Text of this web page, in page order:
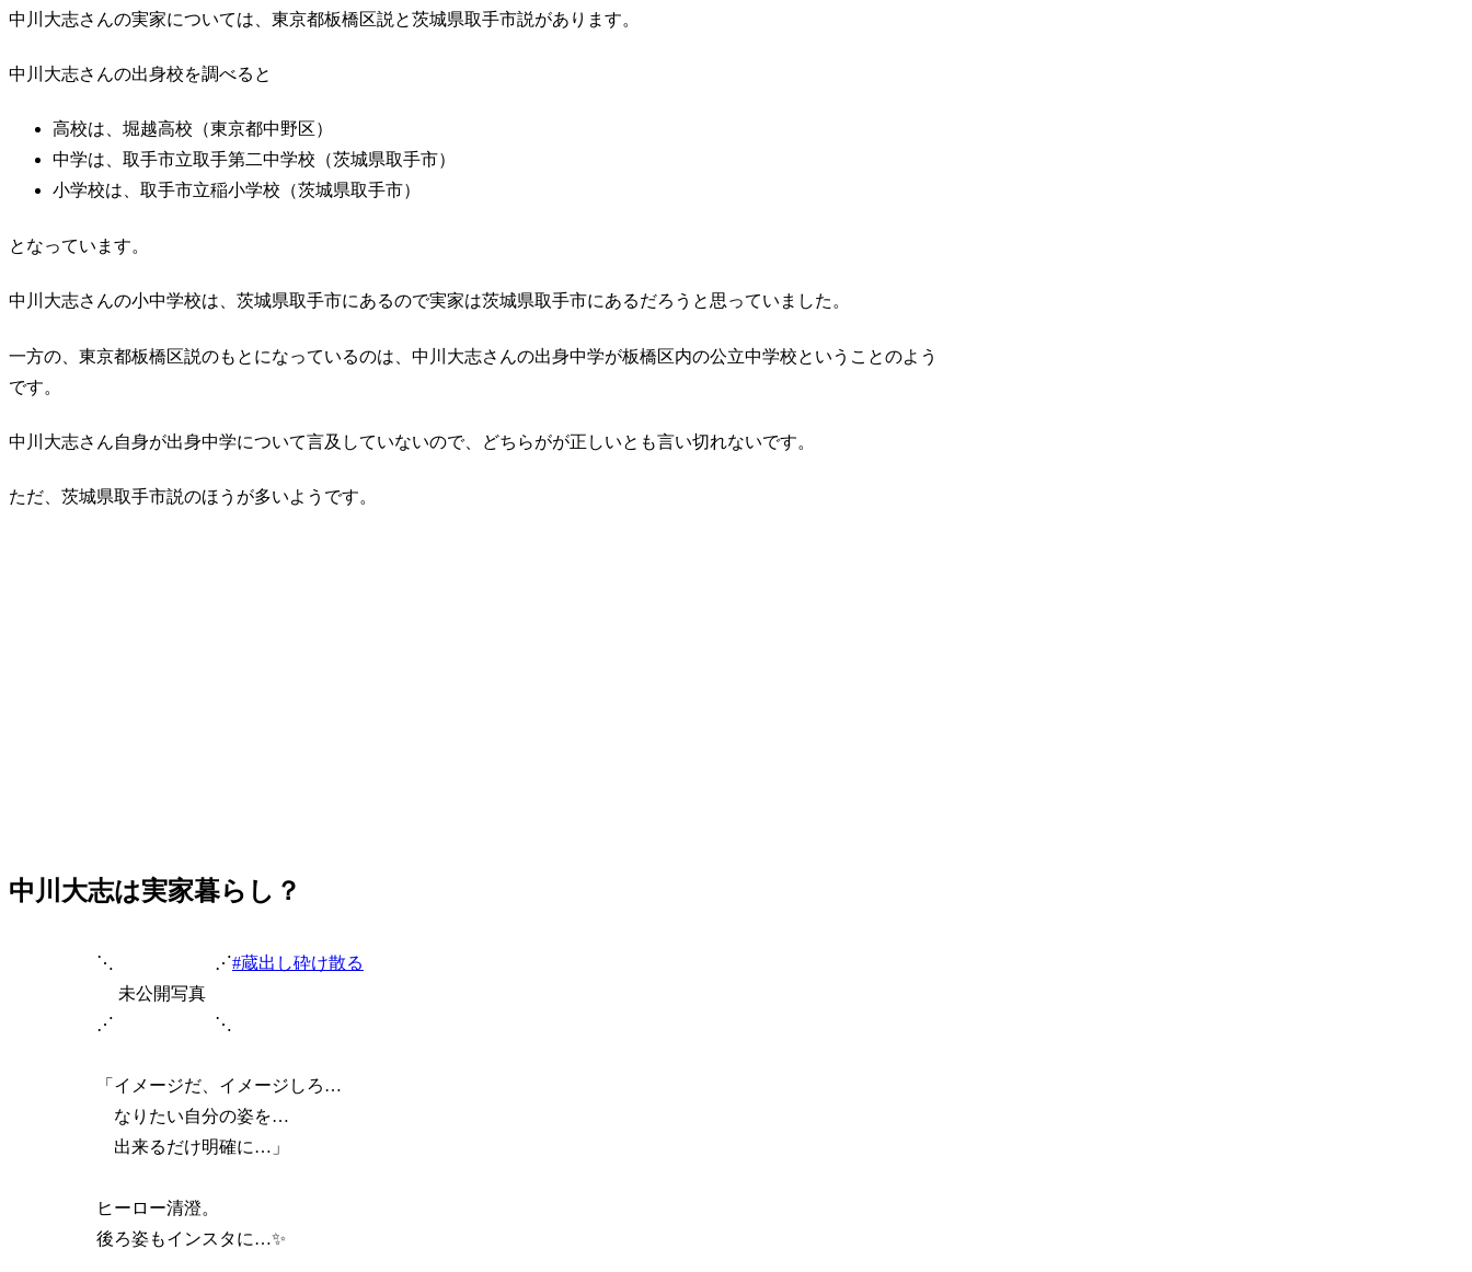
中川大志さんの実家については、東京都板橋区説と茨城県取手市説があります。
中川大志さんの出身校を調べると
高校は、堀越高校（東京都中野区）
中学は、取手市立取手第二中学校（茨城県取手市）
小学校は、取手市立稲小学校（茨城県取手市）
となっています。
中川大志さんの小中学校は、茨城県取手市にあるので実家は茨城県取手市にあるだろうと思っていました。
一方の、東京都板橋区説のもとになっているのは、中川大志さんの出身中学が板橋区内の公立中学校ということのよう
です。
中川大志さん自身が出身中学について言及していないので、どちらがが正しいとも言い切れないです。
ただ、茨城県取手市説のほうが多いようです。
中川大志は実家暮らし？
⋱⠀⠀⠀ ⠀⠀⋰#蔵出し砕け散る
未公開写真
⋰⠀⠀⠀ ⠀⠀⋱
「イメージだ、イメージしろ…
なりたい自分の姿を…
出来るだけ明確に…」
ヒーロー清澄。
後ろ姿もインスタに…✨